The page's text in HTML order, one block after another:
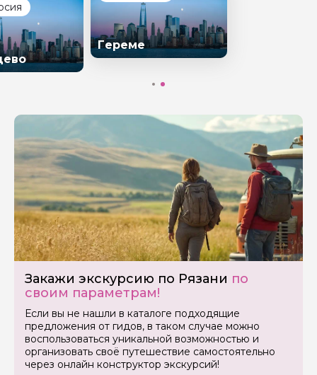
Гереме
Закажи экскурсию по Рязани по
своим параметрам!
Если вы не нашли в каталоге подходящие
предложения от гидов, в таком случае можно
воспользоваться уникальной возможностью и
организовать своё путешествие самостоятельно
через онлайн конструктор экскурсий!
Ваша электронная почта
Ваш номер телефона
Вопросы и комментарии
Если у вас есть интересующие вопросы, можете их
задать
Я даю своё согласие на обработку персональных
данных
Отправить